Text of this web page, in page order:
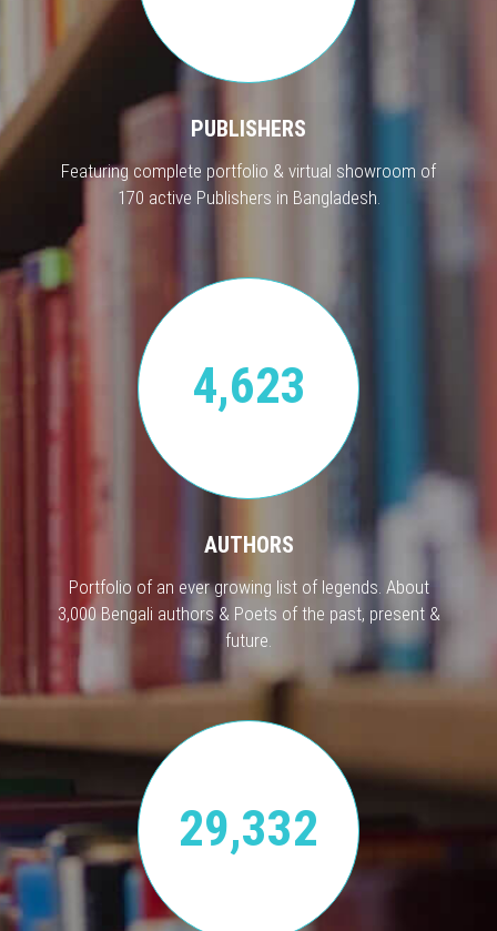
PUBLISHERS
Featuring complete portfolio & virtual showroom of
170 active Publishers in Bangladesh.
4,623
AUTHORS
Portfolio of an ever growing list of legends. About
3,000 Bengali authors & Poets of the past, present &
future.
29,332